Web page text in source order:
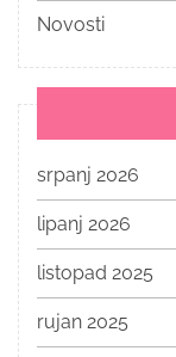
Novosti
srpanj 2026
lipanj 2026
listopad 2025
rujan 2025